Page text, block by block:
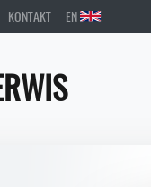
KONTAKT EN